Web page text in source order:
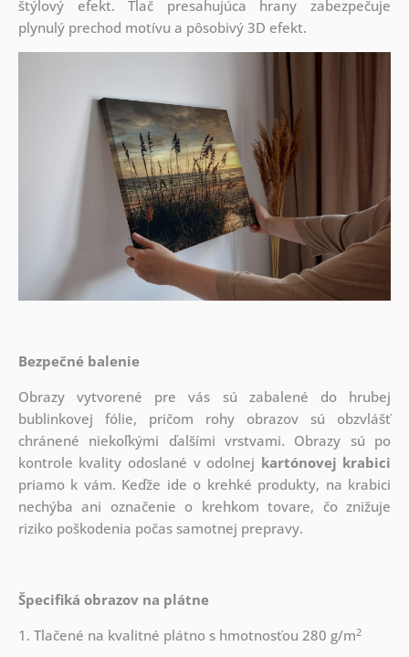
štýlový efekt. Tlač presahujúca hrany zabezpečuje
plynulý prechod motívu a pôsobivý 3D efekt.
Bezpečné balenie
Obrazy vytvorené pre vás sú zabalené do hrubej
bublinkovej fólie, pričom rohy obrazov sú obzvlášť
chránené niekoľkými ďalšími vrstvami. Obrazy sú po
kontrole kvality odoslané v odolnej kartónovej krabici
priamo k vám. Keďže ide o krehké produkty, na krabici
nechýba ani označenie o krehkom tovare, čo znižuje
riziko poškodenia počas samotnej prepravy.
Špecifiká obrazov na plátne
1. Tlačené na kvalitné plátno s hmotnosťou 280 g/m2